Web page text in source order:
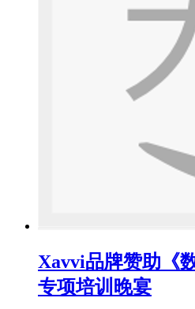
Xavvi品牌赞助《
专项培训晚宴